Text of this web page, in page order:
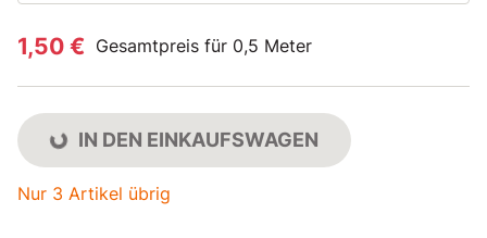
1,50 € Gesamtpreis für 0,5 Meter
IN DEN EINKAUFSWAGEN
Nur 3 Artikel übrig